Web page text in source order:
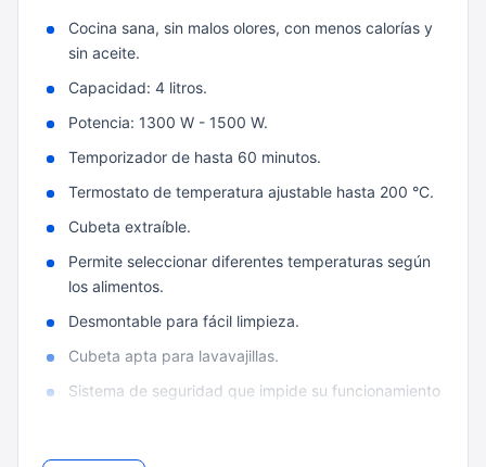
Cocina sana, sin malos olores, con menos calorías y
sin aceite.
Capacidad: 4 litros.
Potencia: 1300 W - 1500 W.
Temporizador de hasta 60 minutos.
Termostato de temperatura ajustable hasta 200 °C.
Cubeta extraíble.
Permite seleccionar diferentes temperaturas según
los alimentos.
Desmontable para fácil limpieza.
Cubeta apta para lavavajillas.
Sistema de seguridad que impide su funcionamiento